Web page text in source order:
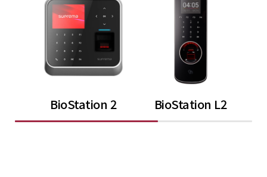
BioStation 2 BioStation L2